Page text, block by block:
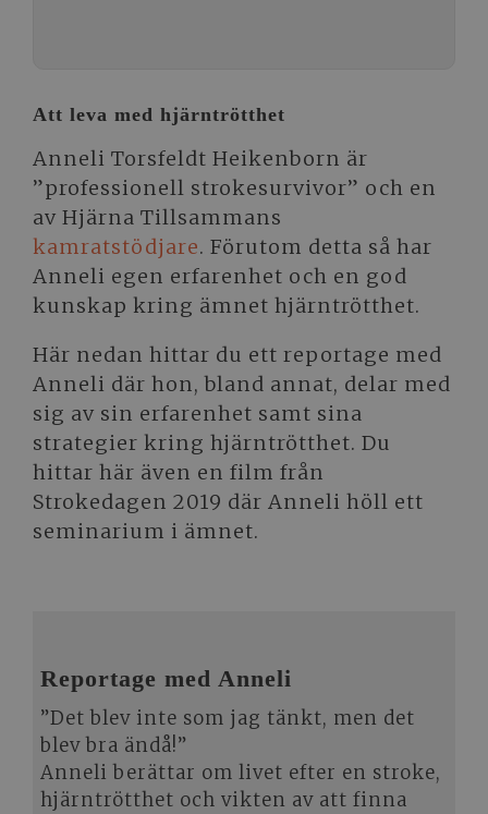
Att leva med hjärntrötthet
Anneli Torsfeldt Heikenborn är
”professionell strokesurvivor” och en
av Hjärna Tillsammans
kamratstödjare. Förutom detta så har
Anneli egen erfarenhet och en god
kunskap kring ämnet hjärntrötthet.
Här nedan hittar du ett reportage med
Anneli där hon, bland annat, delar med
sig av sin erfarenhet samt sina
strategier kring hjärntrötthet. Du
hittar här även en film från
Strokedagen 2019 där Anneli höll ett
seminarium i ämnet.
Reportage med Anneli
”Det blev inte som jag tänkt, men det
blev bra ändå!”
Anneli berättar om livet efter en stroke,
hjärntrötthet och vikten av att finna